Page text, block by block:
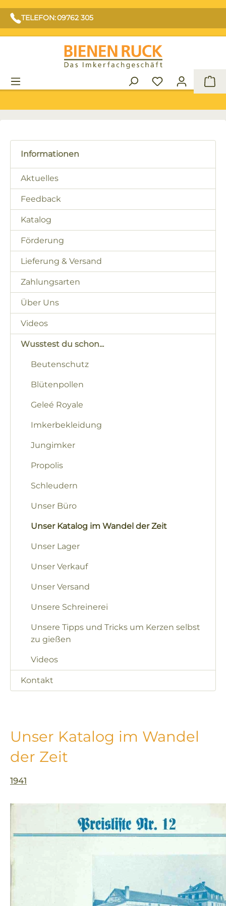
TELEFON: 09762 305
Informationen
Aktuelles
Feedback
Katalog
Förderung
Lieferung & Versand
Zahlungsarten
Über Uns
Videos
Wusstest du schon...
Beutenschutz
Blütenpollen
Geleé Royale
Imkerbekleidung
Jungimker
Propolis
Schleudern
Unser Büro
Unser Katalog im Wandel der Zeit
Unser Lager
Unser Verkauf
Unser Versand
Unsere Schreinerei
Unsere Tipps und Tricks um Kerzen selbst
zu gießen
Videos
Kontakt
Unser Katalog im Wandel
der Zeit
1941